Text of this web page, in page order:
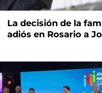
La decisión de la
adiós en Rosario a